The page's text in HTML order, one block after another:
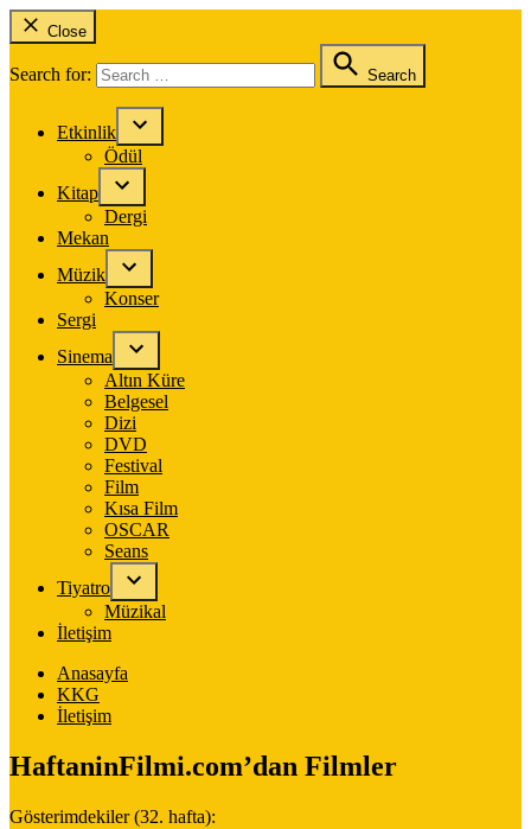
Close
Search for: Search
Etkinlik
Ödül
Kitap
Dergi
Mekan
Müzik
Konser
Sergi
Sinema
Altın Küre
Belgesel
Dizi
DVD
Festival
Film
Kısa Film
OSCAR
Seans
Tiyatro
Müzikal
İletişim
Anasayfa
KKG
İletişim
HaftaninFilmi.com’dan Filmler
Gösterimdekiler (32. hafta):